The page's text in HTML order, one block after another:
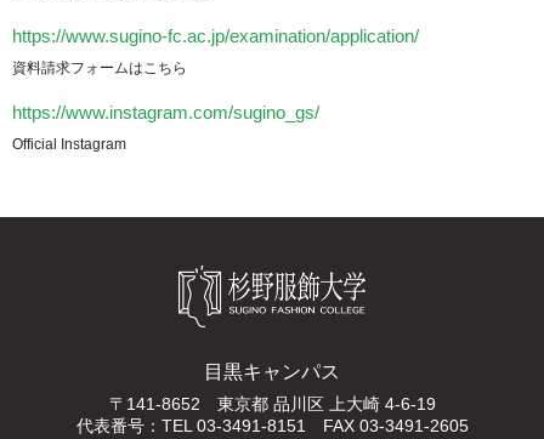
https://www.sugino-fc.ac.jp/examination/application/
資料請求フォームはこちら
https://www.instagram.com/sugino_gs/
Official Instagram
目黒キャンパス
〒141-8652 東京都 品川区 上大崎 4-6-19
代表番号：TEL 03-3491-8151 FAX 03-3491-2605